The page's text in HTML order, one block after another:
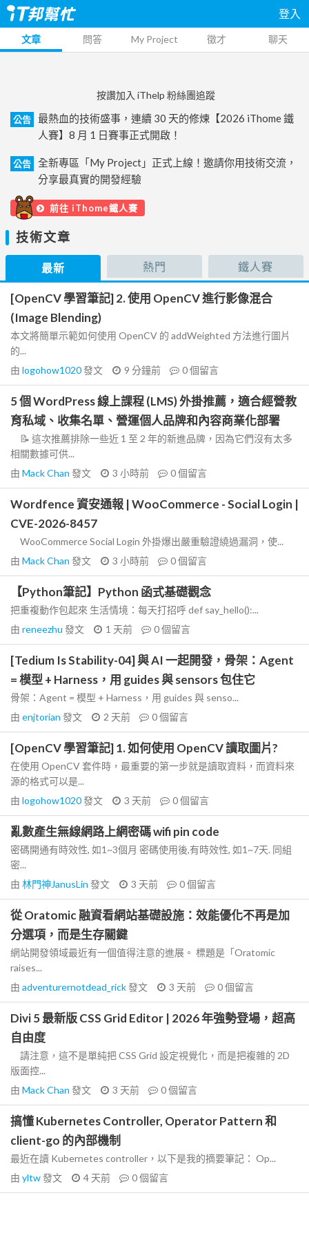
登入
文章 問答 My Project 徵才 聊天
按讚加入 iThelp 粉絲團追蹤
公告
最熱血的技術盛事，連續 30 天的修煉【2026 iThome 鐵
人賽】8 月 1 日賽事正式開啟！
公告
全新專區「My Project」正式上線！邀請你用技術交流，
分享最真實的開發經驗
前往 iThome鐵人賽
技術文章
最新 熱門 鐵人賽
[OpenCV 學習筆記] 2. 使用 OpenCV 進行影像混合
(Image Blending)
本文將簡單示範如何使用 OpenCV 的 addWeighted 方法進行圖片
的...
由 logohow1020發文 9 分鐘前 0個留言
5 個 WordPress 線上課程 (LMS) 外掛推薦，適合經營教
育私域、收集名單、營運個人品牌和內容商業化部署
📝 這次推薦排除一些近 1 至 2 年的新進品牌，因為它們沒有太多
相關數據可供...
由 Mack Chan 發文 3 小時前 0個留言
Wordfence 資安通報 | WooCommerce - Social Login |
CVE-2026-8457
WooCommerce Social Login 外掛爆出嚴重驗證繞過漏洞，使...
由 Mack Chan 發文 3 小時前 0個留言
【Python筆記】Python 函式基礎觀念
把重複動作包起來 生活情境：每天打招呼 def say_hello():...
由 reneezhu 發文 1 天前 0個留言
[Tedium Is Stability-04] 與 AI 一起開發，骨架：Agent
= 模型 + Harness，用 guides 與 sensors 包住它
骨架：Agent = 模型 + Harness，用 guides 與 senso...
由 enjtorian 發文 2 天前 0個留言
[OpenCV 學習筆記] 1. 如何使用 OpenCV 讀取圖片?
在使用 OpenCV 套件時，最重要的第一步就是讀取資料，而資料來
源的格式可以是...
由 logohow1020發文 3 天前 0個留言
亂數產生無線網路上網密碼 wifi pin code
密碼開通有時效性, 如1~3個月 密碼使用後,有時效性, 如1~7天. 同組
密...
由 林門神JanusLin 發文 3 天前 0個留言
從 Oratomic 融資看網站基礎設施：效能優化不再是加
分選項，而是生存關鍵
網站開發領域最近有一個值得注意的進展。 標題是「Oratomic
raises...
由 adventurernotdead_rick發文 3 天前 0個留言
Divi 5 最新版 CSS Grid Editor | 2026 年強勢登場，超高
自由度
請注意，這不是單純把 CSS Grid 設定視覺化，而是把複雜的 2D
版面控...
由 Mack Chan 發文 3 天前 0個留言
搞懂 Kubernetes Controller, Operator Pattern 和
client-go 的內部機制
最近在讀 Kubernetes controller，以下是我的摘要筆記： Op...
由 yltw發文 4 天前 0個留言